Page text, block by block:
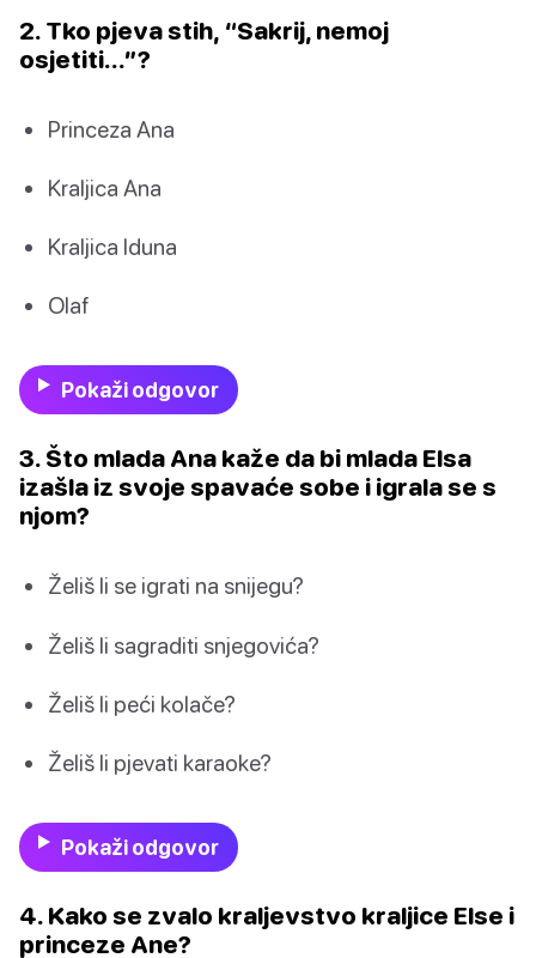
2. Tko pjeva stih, “Sakrij, nemoj
osjetiti…”?
Princeza Ana
Kraljica Ana
Kraljica Iduna
Olaf
Pokaži odgovor
3. Što mlada Ana kaže da bi mlada Elsa
izašla iz svoje spavaće sobe i igrala se s
njom?
Želiš li se igrati na snijegu?
Želiš li sagraditi snjegovića?
Želiš li peći kolače?
Želiš li pjevati karaoke?
Pokaži odgovor
4. Kako se zvalo kraljevstvo kraljice Else i
princeze Ane?